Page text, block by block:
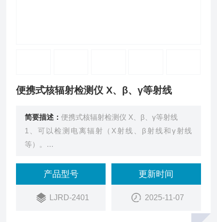
便携式核辐射检测仪 Χ、β、γ等射线
简要描述：便携式核辐射检测仪 Χ、β、γ等射线
1、可以检测电离辐射（Χ射线、β射线和γ射线
等）。
3、实时显示辐射值、时间、电量。
4、声、光、振动三重报警。
产品型号
LJRD-2401
更新时间
2025-11-07